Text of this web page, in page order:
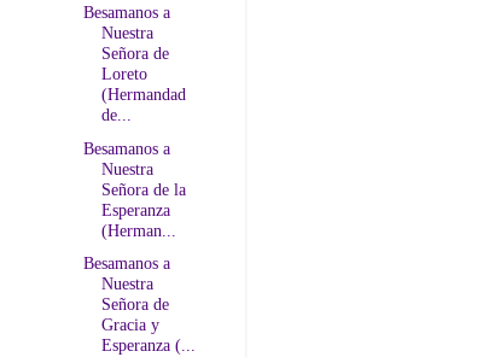
Besamanos a
Nuestra
Señora de
Loreto
(Hermandad
de...
Besamanos a
Nuestra
Señora de la
Esperanza
(Herman...
Besamanos a
Nuestra
Señora de
Gracia y
Esperanza (...